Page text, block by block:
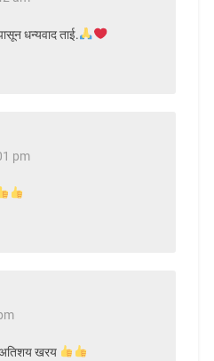
धन्यवाद ताई.
pm
खरय